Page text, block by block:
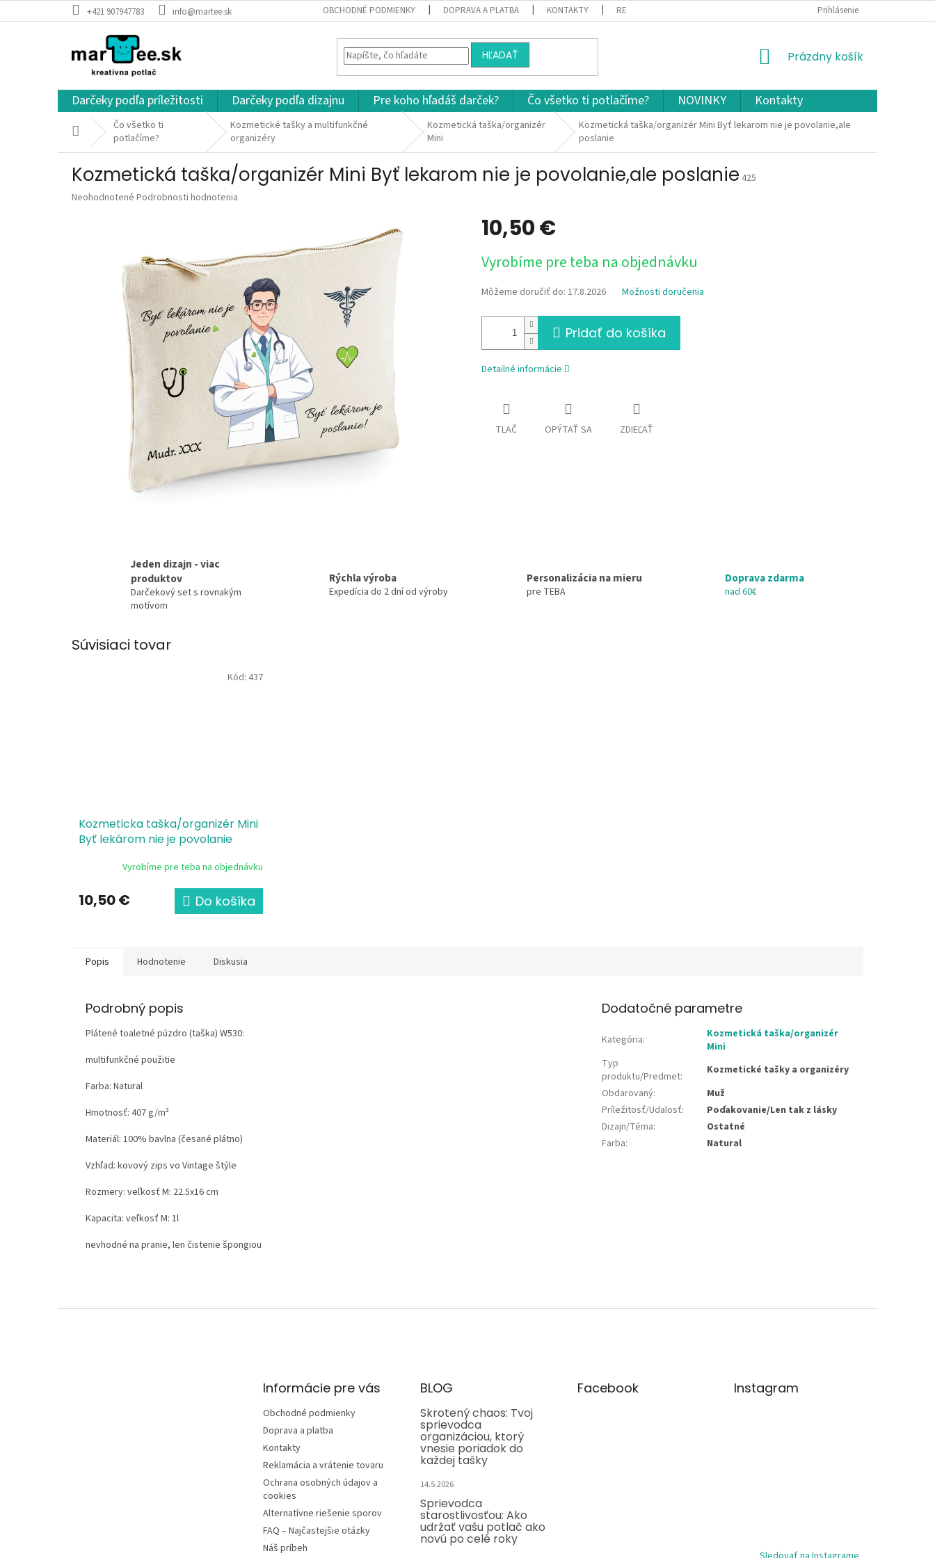
na
+421 907947783 info@martee.sk OBCHODNÉ PODMIENKY DOPRAVA A PLATBA KONTAKTY REKLAMÁCIA A VRÁTENIE TOVARU OCHRANA OSOBNÝCH ÚDAJOV A COOKIES
Prihlásenie
HĽADAŤ
NÁKUPNÝ
Prázdny košík
Darčeky podľa príležitosti Darčeky podľa dizajnu Pre koho hľadáš darček? Čo všetko ti potlačíme? NOVINKY Kontakty
Domov Čo všetko ti
potlačíme?
Kozmetické tašky a multifunkčné
organizéry
Kozmetická taška/organizér
Mini
Kozmetická taška/organizér Mini Byť lekarom nie je povolanie,ale
poslanie
Kozmetická taška/organizér Mini Byť lekarom nie je povolanie,ale poslanie 425
Priemerné
Neohodnotené Podrobnosti hodnotenia
10,50 €
cena:
Vyrobíme pre teba na objednávku
Môžeme doručiť do: 17.8.2026 Možnosti doručenia
Pridať do košíka
Detailné informácie
TLAČ OPÝTAŤ SA ZDIEĽAŤ
Jeden dizajn - viac
produktov
Darčekový set s rovnakým
motívom
Rýchla výroba
Expedícia do 2 dní od výroby
Personalizácia na mieru
pre TEBA
Doprava zdarma
nad 60€
Súvisiaci tovar
Kozmeticka taška/organizér Mini
Byť lekárom nie je povolanie
Vyrobíme pre teba na objednávku
10,50 € Do košíka
Kód: 437
Popis Hodnotenie Diskusia
Podrobný popis
Plátené toaletné púzdro (taška) W530:
multifunkčné použitie
Farba: Natural
Hmotnosť: 407 g/m²
Materiál: 100% bavlna (česané plátno)
Vzhľad: kovový zips vo Vintage štýle
Rozmery: veľkosť M: 22.5x16 cm
Kapacita: veľkosť M: 1l
nevhodné na pranie, len čistenie špongiou
Dodatočné parametre
Kategória:
Kozmetická taška/organizér
Mini
Typ
produktu/Predmet:
Kozmetické tašky a organizéry
Obdarovaný:
Muž
Príležitosť/Udalosť:
Poďakovanie/Len tak z lásky
Dizajn/Téma:
Ostatné
Farba: Natural
Informácie pre vás
Obchodné podmienky
Doprava a platba
Kontakty
Reklamácia a vrátenie tovaru
Ochrana osobných údajov a
cookies
Alternatívne riešenie sporov
FAQ – Najčastejšie otázky
Náš príbeh
BLOG
Skrotený chaos: Tvoj
sprievodca
organizáciou, ktorý
vnesie poriadok do
každej tašky
14.5.2026
Sprievodca
starostlivosťou: Ako
udržať vašu potlač ako
novú po celé roky
Facebook Instagram